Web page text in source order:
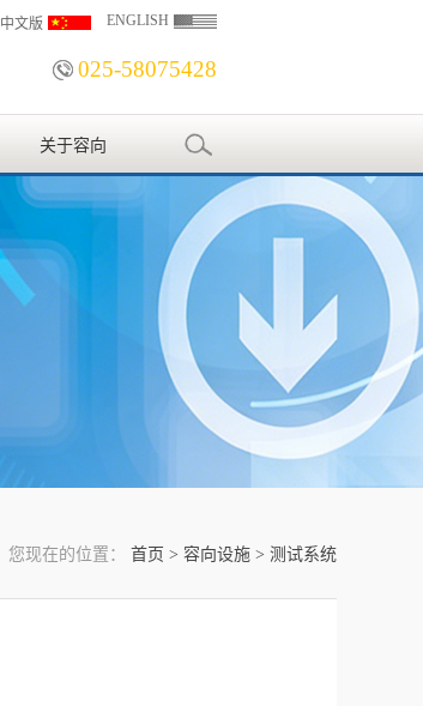
025-58075428
中文版 ENGLISH
关于容向
您现在的位置： 首页 > 容向设施 > 测试系统